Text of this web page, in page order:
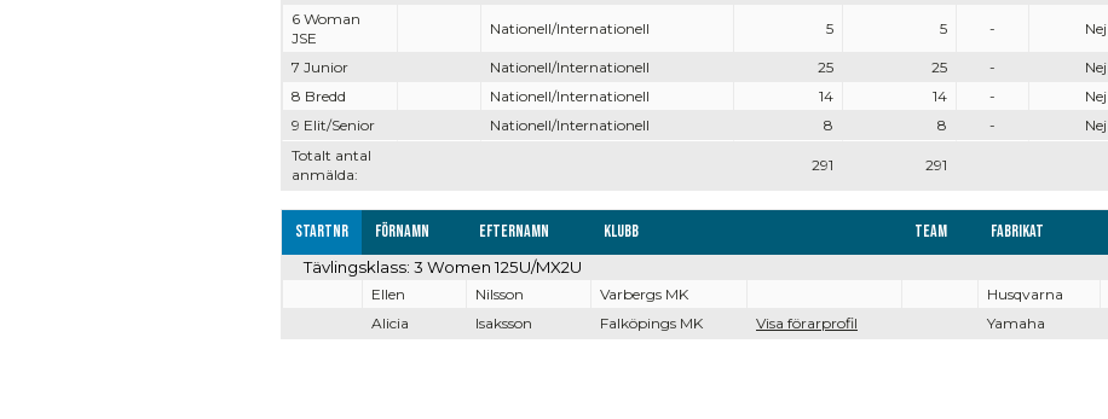
Totalt antal
anmälda:
291 291
6 Woman
JSE
Nationell/Internationell 5 5 - Nej
7 Junior Nationell/Internationell 25 25 - Nej
8 Bredd
Nationell/Internationell 14 14 - Nej
9 Elit/Senior
Nationell/Internationell 8 8 - Nej
Startnr Förnamn Efternamn Klubb Team Fabrikat
Tävlingsklass: 3 Women 125U/MX2U
Ellen Nilsson Varbergs MK Husqvarna
Alicia
Isaksson Falköpings MK Visa förarprofil Yamaha